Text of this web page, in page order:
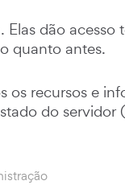
dão acesso
quanto antes.
recursos e
do servidor